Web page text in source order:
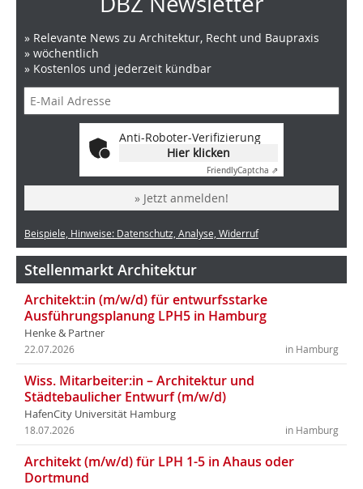
» Relevante News zu Architektur, Recht und Baupraxis
» wöchentlich
» Kostenlos und jederzeit kündbar
Anti-Roboter-Verifizierung
Hier klicken
FriendlyCaptcha ⇗
» Jetzt anmelden!
Beispiele, Hinweise: Datenschutz, Analyse, Widerruf
Stellenmarkt Architektur
Architekt:in (m/w/d) für entwurfsstarke
Ausführungsplanung LPH5 in Hamburg
Henke & Partner
in Hamburg
22.07.2026
Wiss. Mitarbeiter:in – Architektur und
Städtebaulicher Entwurf (m/w/d)
HafenCity Universität Hamburg
in Hamburg
18.07.2026
Architekt (m/w/d) für LPH 1-5 in Ahaus oder
Dortmund